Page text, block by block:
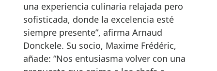
una experiencia culinaria relajada pero
sofisticada, donde la excelencia esté
siempre presente”, afirma Arnaud
Donckele. Su socio, Maxime Frédéric,
añade: “Nos entusiasma volver con una